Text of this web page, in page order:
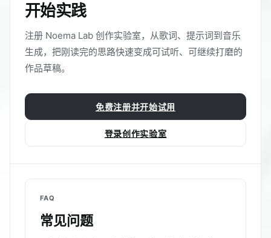
开始实践
注册 Noema Lab 创作实验室，从歌词、提示词到音乐
生成，把刚读完的思路快速变成可试听、可继续打磨的
作品草稿。
免费注册并开始试用
登录创作实验室
FAQ
常见问题